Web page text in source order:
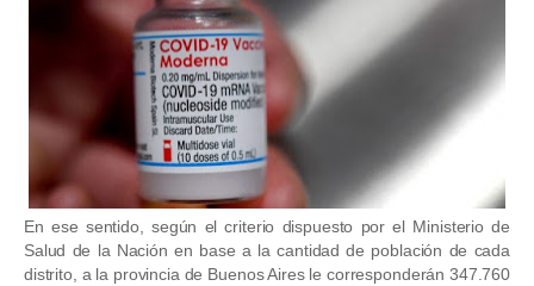
En ese sentido, según el criterio dispuesto por el Ministerio de
Salud de la Nación en base a la cantidad de población de cada
distrito, a la provincia de Buenos Aires le corresponderán 347.760